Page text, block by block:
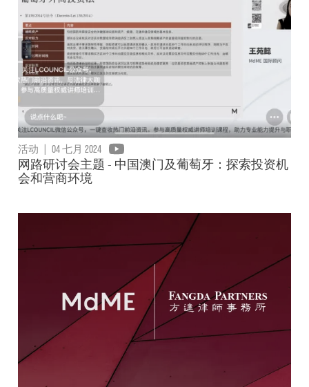
活动 | 04 七月 2024
网路研讨会主题 - 中国澳门及葡萄牙：探索投资机
会和营商环境